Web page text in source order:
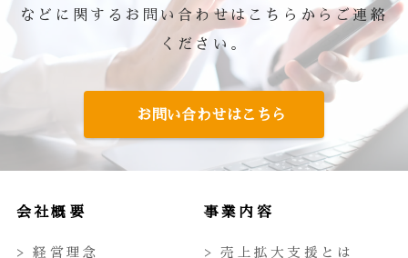
などに関するお問い合わせはこちらからご連絡
ください。
お問い合わせはこちら
会社概要
> 経営理念
事業内容
> 売上拡大支援とは